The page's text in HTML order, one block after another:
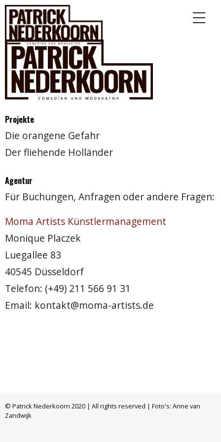
Projekte
Die orangene Gefahr
Der fliehende Holländer
Agentur
Für Buchungen, Anfragen oder andere Fragen:
Moma Artists Künstlermanagement
Monique Placzek
Luegallee 83
40545 Düsseldorf
Telefon: (+49) 211 566 91 31
Email: kontakt@moma-artists.de
© Patrick Nederkoorn 2020 | All rights reserved | Foto's: Anne van
Zandwijk